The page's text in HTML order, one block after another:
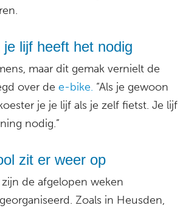
lijf heeft het nodig
maar dit gemak vernielt de
over de e-bike. “Als je gewoon
je je lijf als je zelf fietst. Je lijf
nodig.”
zit er weer op
de afgelopen weken
Zoals in Heusden,